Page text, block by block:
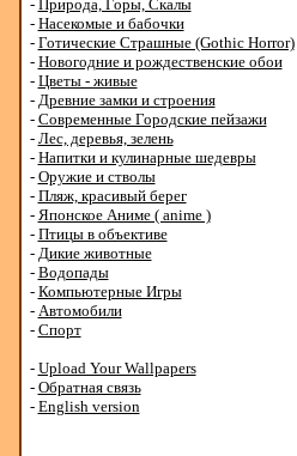
- Природа, Горы, Скалы
- Насекомые и бабочки
- Готические Страшные (Gothic Horror)
- Новогодние и рождественские обои
- Цветы - живые
- Древние замки и строения
- Современные Городские пейзажи
- Лес, деревья, зелень
- Напитки и кулинарные шедевры
- Оружие и стволы
- Пляж, красивый берег
- Японское Аниме ( anime )
- Птицы в объективе
- Дикие животные
- Водопады
- Компьютерные Игры
- Автомобили
- Спорт
- Upload Your Wallpapers
- Обратная связь
- English version